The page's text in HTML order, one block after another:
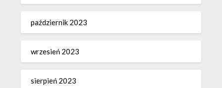
październik 2023
wrzesień 2023
sierpień 2023